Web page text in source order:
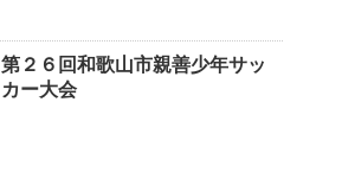
第２６回和歌山市親善少年サッ
カー大会